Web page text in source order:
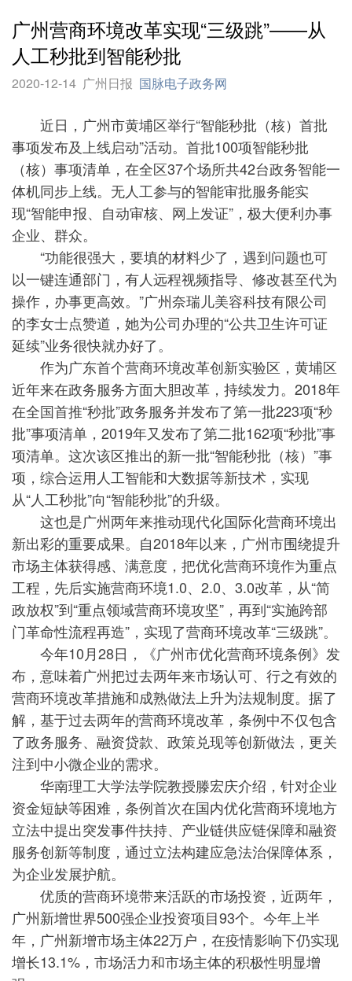
广州营商环境改革实现“三级跳”——从
人工秒批到智能秒批
2020-12-14 广州日报 国脉电子政务网
近日，广州市黄埔区举行“智能秒批（核）首批
事项发布及上线启动”活动。首批100项智能秒批
（核）事项清单，在全区37个场所共42台政务智能一
体机同步上线。无人工参与的智能审批服务能实
现“智能申报、自动审核、网上发证”，极大便利办事
企业、群众。
“功能很强大，要填的材料少了，遇到问题也可
以一键连通部门，有人远程视频指导、修改甚至代为
操作，办事更高效。”广州奈瑞儿美容科技有限公司
的李女士点赞道，她为公司办理的“公共卫生许可证
延续”业务很快就办好了。
作为广东首个营商环境改革创新实验区，黄埔区
近年来在政务服务方面大胆改革，持续发力。2018年
在全国首推“秒批”政务服务并发布了第一批223项“秒
批”事项清单，2019年又发布了第二批162项“秒批”事
项清单。这次该区推出的新一批“智能秒批（核）”事
项，综合运用人工智能和大数据等新技术，实现
从“人工秒批”向“智能秒批”的升级。
这也是广州两年来推动现代化国际化营商环境出
新出彩的重要成果。自2018年以来，广州市围绕提升
市场主体获得感、满意度，把优化营商环境作为重点
工程，先后实施营商环境1.0、2.0、3.0改革，从“简
政放权”到“重点领域营商环境攻坚”，再到“实施跨部
门革命性流程再造”，实现了营商环境改革“三级跳”。
今年10月28日，《广州市优化营商环境条例》发
布，意味着广州把过去两年来市场认可、行之有效的
营商环境改革措施和成熟做法上升为法规制度。据了
解，基于过去两年的营商环境改革，条例中不仅包含
了政务服务、融资贷款、政策兑现等创新做法，更关
注到中小微企业的需求。
华南理工大学法学院教授滕宏庆介绍，针对企业
资金短缺等困难，条例首次在国内优化营商环境地方
立法中提出突发事件扶持、产业链供应链保障和融资
服务创新等制度，通过立法构建应急法治保障体系，
为企业发展护航。
优质的营商环境带来活跃的市场投资，近两年，
广州新增世界500强企业投资项目93个。今年上半
年，广州新增市场主体22万户，在疫情影响下仍实现
增长13.1%，市场活力和市场主体的积极性明显增